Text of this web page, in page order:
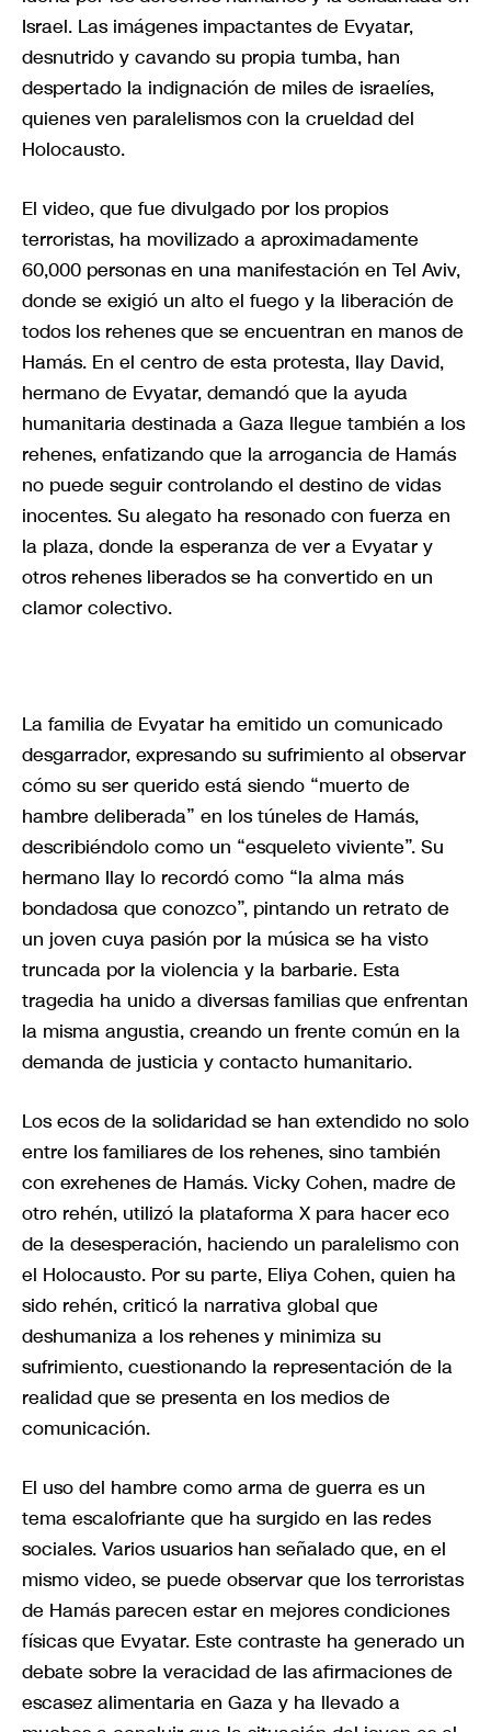
Israel. Las imágenes impactantes de Evyatar,
desnutrido y cavando su propia tumba, han
despertado la indignación de miles de israelíes,
quienes ven paralelismos con la crueldad del
Holocausto.
El video, que fue divulgado por los propios
terroristas, ha movilizado a aproximadamente
60,000 personas en una manifestación en Tel Aviv,
donde se exigió un alto el fuego y la liberación de
todos los rehenes que se encuentran en manos de
Hamás. En el centro de esta protesta, Ilay David,
hermano de Evyatar, demandó que la ayuda
humanitaria destinada a Gaza llegue también a los
rehenes, enfatizando que la arrogancia de Hamás
no puede seguir controlando el destino de vidas
inocentes. Su alegato ha resonado con fuerza en
la plaza, donde la esperanza de ver a Evyatar y
otros rehenes liberados se ha convertido en un
clamor colectivo.
La familia de Evyatar ha emitido un comunicado
desgarrador, expresando su sufrimiento al observar
cómo su ser querido está siendo “muerto de
hambre deliberada” en los túneles de Hamás,
describiéndolo como un “esqueleto viviente”. Su
hermano Ilay lo recordó como “la alma más
bondadosa que conozco”, pintando un retrato de
un joven cuya pasión por la música se ha visto
truncada por la violencia y la barbarie. Esta
tragedia ha unido a diversas familias que enfrentan
la misma angustia, creando un frente común en la
demanda de justicia y contacto humanitario.
Los ecos de la solidaridad se han extendido no solo
entre los familiares de los rehenes, sino también
con exrehenes de Hamás. Vicky Cohen, madre de
otro rehén, utilizó la plataforma X para hacer eco
de la desesperación, haciendo un paralelismo con
el Holocausto. Por su parte, Eliya Cohen, quien ha
sido rehén, criticó la narrativa global que
deshumaniza a los rehenes y minimiza su
sufrimiento, cuestionando la representación de la
realidad que se presenta en los medios de
comunicación.
El uso del hambre como arma de guerra es un
tema escalofriante que ha surgido en las redes
sociales. Varios usuarios han señalado que, en el
mismo video, se puede observar que los terroristas
de Hamás parecen estar en mejores condiciones
físicas que Evyatar. Este contraste ha generado un
debate sobre la veracidad de las afirmaciones de
escasez alimentaria en Gaza y ha llevado a